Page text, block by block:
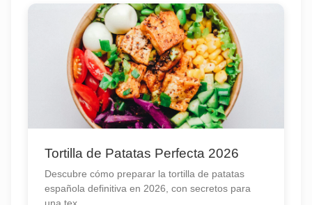
Tortilla de Patatas Perfecta 2026
Descubre cómo preparar la tortilla de patatas
española definitiva en 2026, con secretos para